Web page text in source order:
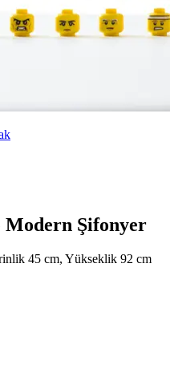
Modern Şifonyer
45 cm, Yükseklik 92 cm